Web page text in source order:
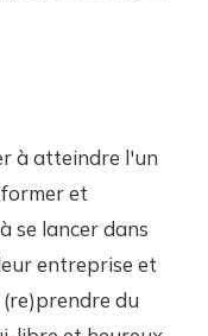
à atteindre l'un
et
se lancer dans
entreprise et
du